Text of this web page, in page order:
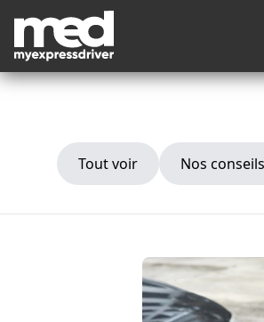
Tout voir Nos conseils